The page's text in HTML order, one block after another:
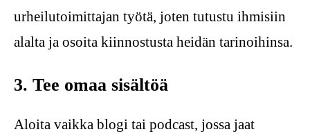
urheilutoimittajan työtä, joten tutustu ihmisiin
alalta ja osoita kiinnostusta heidän tarinoihinsa.
3. Tee omaa sisältöä
Aloita vaikka blogi tai podcast, jossa jaat